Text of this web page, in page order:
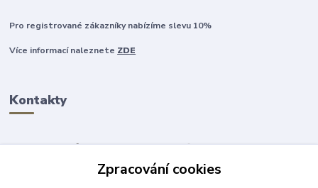
Pro registrované zákazníky nabízíme slevu 10%
Více informací naleznete ZDE
Kontakty
Zpracování cookies